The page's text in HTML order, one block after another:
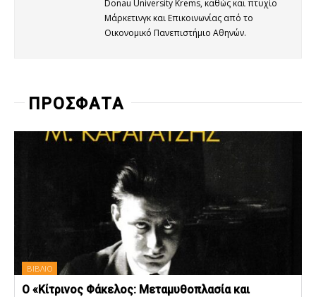
Donau University Krems, καθώς και πτυχίο
Μάρκετινγκ και Επικοινωνίας από το
Οικονομικό Πανεπιστήμιο Αθηνών.
ΠΡΟΣΦΑΤΑ
ΒΙΒΛΙΟ
Ο «Κίτρινος Φάκελος: Μεταμυθοπλασία και